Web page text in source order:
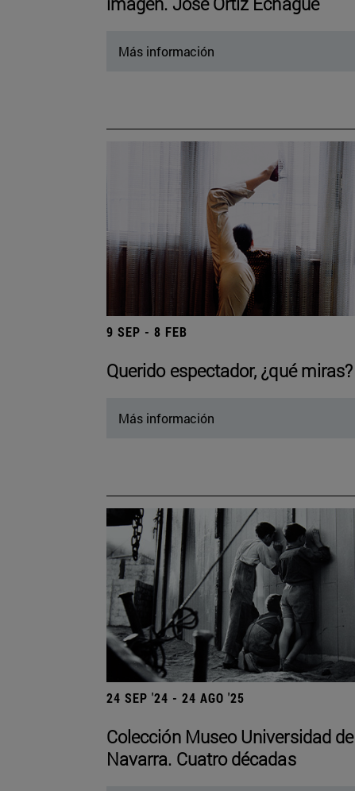
Más información
9 SEP - 8 FEB
Querido espectador, ¿qué miras?
Más información
24 SEP '24 - 24 AGO '25
Colección Museo Universidad de
Navarra. Cuatro décadas